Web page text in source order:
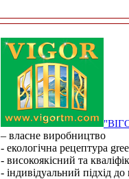
– власне виробництво
- екологічна рецептура
- високоякісний та
- індивідуальний підхід